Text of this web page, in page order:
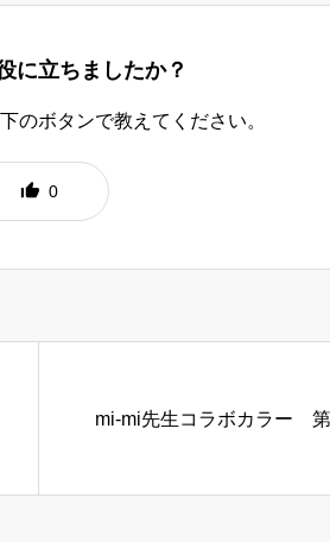
に立ちましたか？
のボタンで教えてください。
0
mi-mi先生コラボカラー